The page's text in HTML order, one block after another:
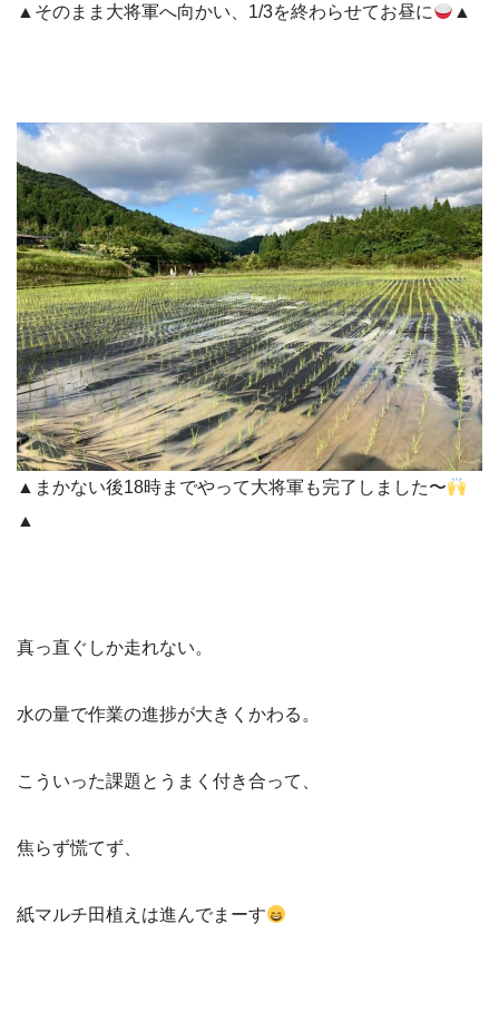
▲そのまま大将軍へ向かい、1/3を終わらせてお昼に ▲
▲まかない後18時までやって大将軍も完了しました〜
▲
真っ直ぐしか走れない。
水の量で作業の進捗が大きくかわる。
こういった課題とうまく付き合って、
焦らず慌てず、
紙マルチ田植えは進んでまーす